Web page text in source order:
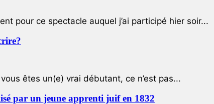
pour ce spectacle auquel j’ai participé hier soir...
êtes un(e) vrai débutant, ce n’est pas...
par un jeune apprenti juif en 1832